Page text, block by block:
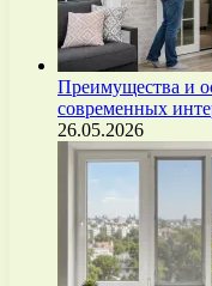
Преимущества и
современных
26.05.2026